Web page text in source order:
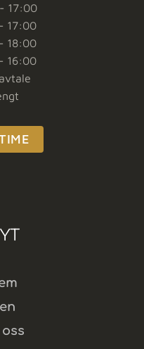
17:00
17:00
18:00
16:00